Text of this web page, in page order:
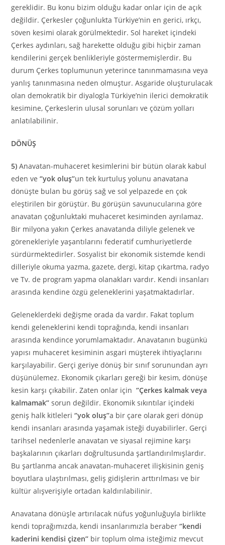
gereklidir. Bu konu bizim olduğu kadar onlar için de açık
değildir. Çerkesler çoğunlukta Türkiye’nin en gerici, ırkçı,
söven kesimi olarak görülmektedir. Sol hareket içindeki
Çerkes aydınları, sağ harekette olduğu gibi hiçbir zaman
kendilerini gerçek benlikleriyle göstermemişlerdir. Bu
durum Çerkes toplumunun yeterince tanınmamasına veya
yanlış tanınmasına neden olmuştur. Asgaride oluşturulacak
olan demokratik bir diyalogla Türkiye’nin ilerici demokratik
kesimine, Çerkeslerin ulusal sorunları ve çözüm yolları
anlatılabilinir.
DÖNÜŞ
5) Anavatan-muhaceret kesimlerini bir bütün olarak kabul
eden ve‘’yok oluş’’un tek kurtuluş yolunu anavatana
dönüşte bulan bu görüş sağ ve sol yelpazede en çok
eleştirilen bir görüştür. Bu görüşün savunucularına göre
anavatan çoğunluktaki muhaceret kesiminden ayrılamaz.
Bir milyona yakın Çerkes anavatanda diliyle gelenek ve
görenekleriyle yaşantılarını federatif cumhuriyetlerde
sürdürmektedirler. Sosyalist bir ekonomik sistemde kendi
dilleriyle okuma yazma, gazete, dergi, kitap çıkartma, radyo
ve Tv. de program yapma olanakları vardır. Kendi insanları
arasında kendine özgü geleneklerini yaşatmaktadırlar.
Geleneklerdeki değişme orada da vardır. Fakat toplum
kendi geleneklerini kendi toprağında, kendi insanları
arasında kendince yorumlamaktadır. Anavatanın bugünkü
yapısı muhaceret kesiminin asgari müşterek ihtiyaçlarını
karşılayabilir. Gerçi geriye dönüş bir sınıf sorunundan ayrı
düşünülemez. Ekonomik çıkarları gereği bir kesim, dönüşe
kesin karşı çıkabilir. Zaten onlar için‘’Çerkes kalmak veya
kalmamak’’ sorun değildir. Ekonomik sıkıntılar içindeki
geniş halk kitleleri‘’yok oluş’’a bir çare olarak geri dönüp
kendi insanları arasında yaşamak isteği duyabilirler. Gerçi
tarihsel nedenlerle anavatan ve siyasal rejimine karşı
başkalarının çıkarları doğrultusunda şartlandırılmışlardır.
Bu şartlanma ancak anavatan-muhaceret ilişkisinin geniş
boyutlara ulaştırılması, geliş gidişlerin arttırılması ve bir
kültür alışverişiyle ortadan kaldırılabilinir.
Anavatana dönüşle artırılacak nüfus yoğunluğuyla birlikte
kendi toprağımızda, kendi insanlarımızla beraber‘’kendi
kaderini kendisi çizen’’ bir toplum olma isteğimiz mevcut